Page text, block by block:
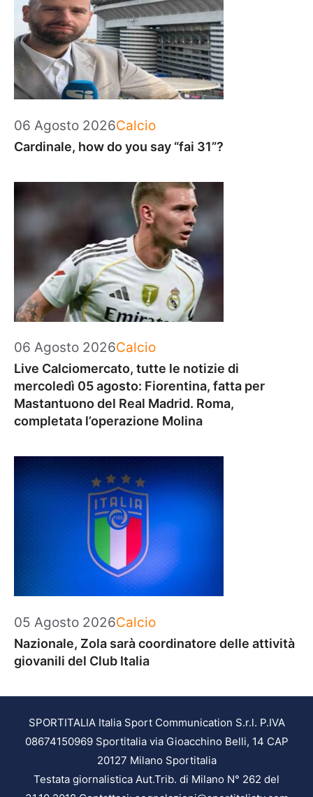
06 Agosto 2026Categorie
Calcio
Cardinale, how do you say “fai 31”?
06 Agosto 2026Categorie
Calcio
Live Calciomercato, tutte le notizie di
mercoledì 05 agosto: Fiorentina, fatta per
Mastantuono del Real Madrid. Roma,
completata l’operazione Molina
05 Agosto 2026Categorie
Calcio
Nazionale, Zola sarà coordinatore delle attività
giovanili del Club Italia
SPORTITALIA Italia Sport Communication S.r.l. P.IVA
08674150969 Sportitalia via Gioacchino Belli, 14 CAP
20127 Milano Sportitalia
Testata giornalistica Aut.Trib. di Milano N° 262 del